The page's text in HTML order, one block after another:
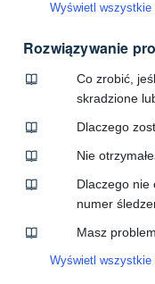
Wyświetl wszystkie
Rozwiązywanie
Co zrobić,
skradzione
Dlaczego
Nie
Dlaczego nie
numer
Masz
Wyświetl wszystkie